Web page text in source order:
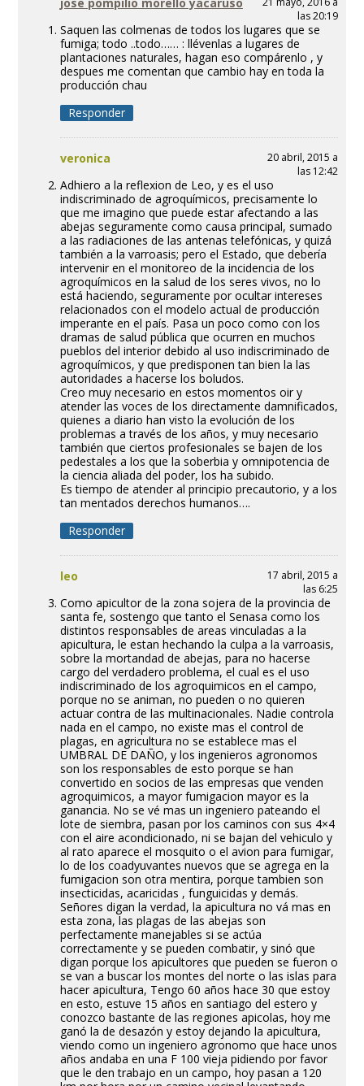
las 20:19
Saquen las colmenas de todos los lugares que se
fumiga; todo ..todo…… : llévenlas a lugares de
plantaciones naturales, hagan eso compárenlo , y
despues me comentan que cambio hay en toda la
producción chau
Responder
veronica
20 abril, 2015 a
las 12:42
Adhiero a la reflexion de Leo, y es el uso
indiscriminado de agroquímicos, precisamente lo
que me imagino que puede estar afectando a las
abejas seguramente como causa principal, sumado
a las radiaciones de las antenas telefónicas, y quizá
también a la varroasis; pero el Estado, que debería
intervenir en el monitoreo de la incidencia de los
agroquímicos en la salud de los seres vivos, no lo
está haciendo, seguramente por ocultar intereses
relacionados con el modelo actual de producción
imperante en el país. Pasa un poco como con los
dramas de salud pública que ocurren en muchos
pueblos del interior debido al uso indiscriminado de
agroquímicos, y que predisponen tan bien la las
autoridades a hacerse los boludos.
Creo muy necesario en estos momentos oir y
atender las voces de los directamente damnificados,
quienes a diario han visto la evolución de los
problemas a través de los años, y muy necesario
también que ciertos profesionales se bajen de los
pedestales a los que la soberbia y omnipotencia de
la ciencia aliada del poder, los ha subido.
Es tiempo de atender al principio precautorio, y a los
tan mentados derechos humanos….
Responder
leo
17 abril, 2015 a
las 6:25
Como apicultor de la zona sojera de la provincia de
santa fe, sostengo que tanto el Senasa como los
distintos responsables de areas vinculadas a la
apicultura, le estan hechando la culpa a la varroasis,
sobre la mortandad de abejas, para no hacerse
cargo del verdadero problema, el cual es el uso
indiscriminado de los agroquimicos en el campo,
porque no se animan, no pueden o no quieren
actuar contra de las multinacionales. Nadie controla
nada en el campo, no existe mas el control de
plagas, en agricultura no se establece mas el
UMBRAL DE DAÑO, y los ingenieros agronomos
son los responsables de esto porque se han
convertido en socios de las empresas que venden
agroquimicos, a mayor fumigacion mayor es la
ganancia. No se vé mas un ingeniero pateando el
lote de siembra, pasan por los caminos con sus 4×4
con el aire acondicionado, ni se bajan del vehiculo y
al rato aparece el mosquito o el avion para fumigar,
lo de los coadyuvantes nuevos que se agrega en la
fumigacion son otra mentira, porque tambien son
insecticidas, acaricidas , funguicidas y demás.
Señores digan la verdad, la apicultura no vá mas en
esta zona, las plagas de las abejas son
perfectamente manejables si se actúa
correctamente y se pueden combatir, y sinó que
digan porque los apicultores que pueden se fueron o
se van a buscar los montes del norte o las islas para
hacer apicultura, Tengo 60 años hace 30 que estoy
en esto, estuve 15 años en santiago del estero y
conozco bastante de las regiones apicolas, hoy me
ganó la de desazón y estoy dejando la apicultura,
viendo como un ingeniero agronomo que hace unos
años andaba en una F 100 vieja pidiendo por favor
que le den trabajo en un campo, hoy pasan a 120